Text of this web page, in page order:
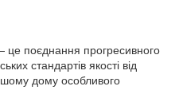
це поєднання прогресивного
стандартів якості від
дому особливого